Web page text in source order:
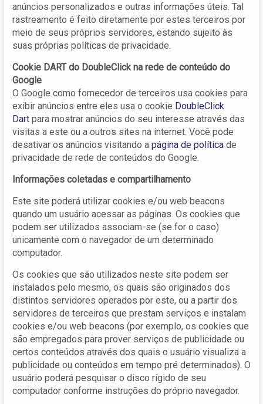
anúncios personalizados e outras informações úteis. Tal
rastreamento é feito diretamente por estes terceiros por
meio de seus próprios servidores, estando sujeito às
suas próprias políticas de privacidade.
Cookie DART do DoubleClick na rede de conteúdo do
Google
O Google como fornecedor de terceiros usa cookies para
exibir anúncios entre eles usa o cookie DoubleClick
Dart para mostrar anúncios do seu interesse através das
visitas a este ou a outros sites na internet. Você pode
desativar os anúncios visitando a página de política de
privacidade de rede de conteúdos do Google.
Informações coletadas e compartilhamento
Este site poderá utilizar cookies e/ou web beacons
quando um usuário acessar as páginas. Os cookies que
podem ser utilizados associam-se (se for o caso)
unicamente com o navegador de um determinado
computador.
Os cookies que são utilizados neste site podem ser
instalados pelo mesmo, os quais são originados dos
distintos servidores operados por este, ou a partir dos
servidores de terceiros que prestam serviços e instalam
cookies e/ou web beacons (por exemplo, os cookies que
são empregados para prover serviços de publicidade ou
certos conteúdos através dos quais o usuário visualiza a
publicidade ou conteúdos em tempo pré determinados). O
usuário poderá pesquisar o disco rígido de seu
computador conforme instruções do próprio navegador.